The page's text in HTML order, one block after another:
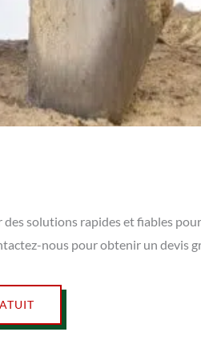
solutions rapides et fiables
nous pour obtenir un devis